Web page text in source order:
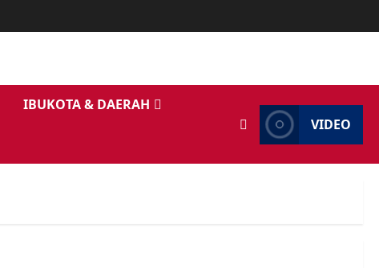
IBUKOTA & DAERAH
VIDEO